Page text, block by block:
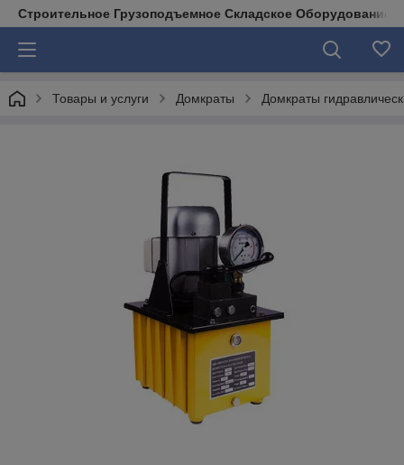
Строительное Грузоподъемное Складское Оборудование
Товары и услуги Домкраты Домкраты